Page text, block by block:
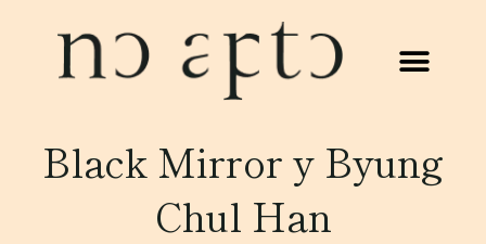
Black Mirror y Byung
Chul Han